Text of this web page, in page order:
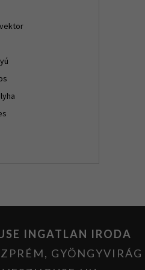
INGATLAN IRODA